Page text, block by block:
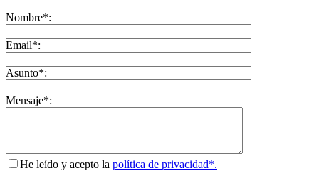
Nombre*:
Email*:
Asunto*:
Mensaje*:
He leído y acepto la política de privacidad*.